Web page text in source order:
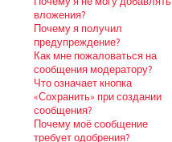
вложения?
Почему я получил
предупреждение?
Как мне пожаловаться на
сообщения модератору?
Что означает кнопка
«Сохранить» при создании
сообщения?
Почему моё сообщение
требует одобрения?